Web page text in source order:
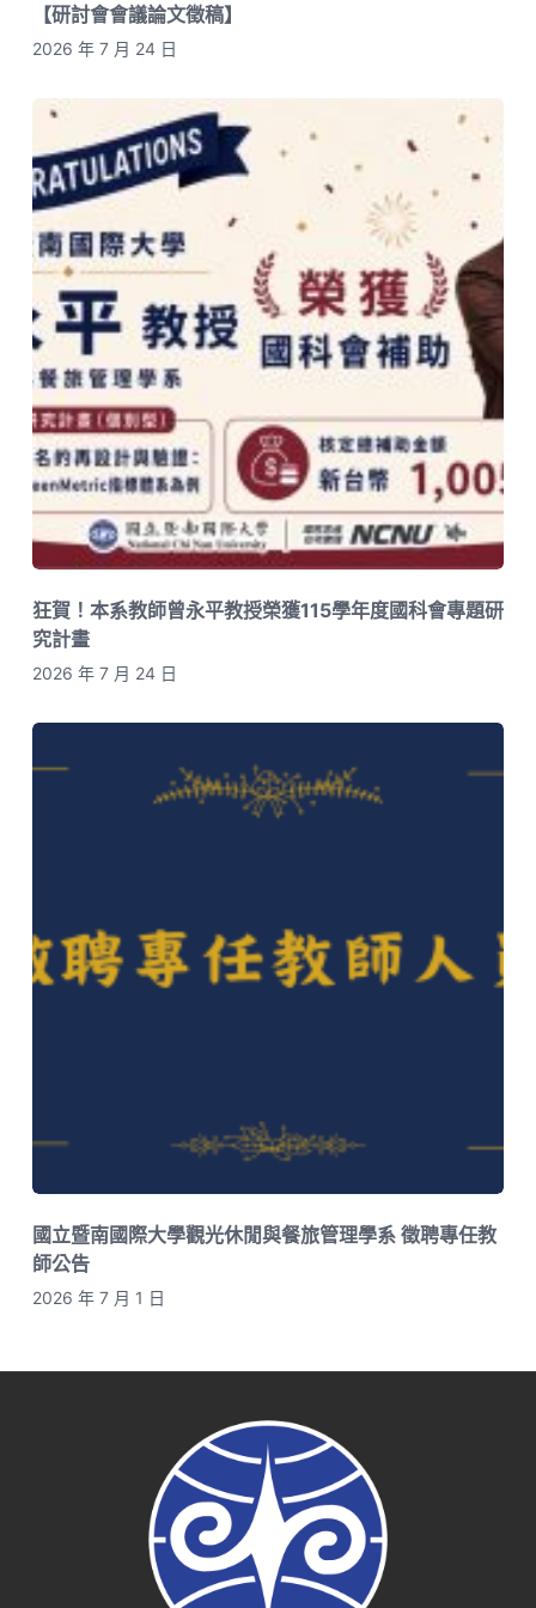
【研討會會議論文徵稿】
2026 年 7 月 24 日
狂賀！本系教師曾永平教授榮獲115學年度國科會專題研
究計畫
2026 年 7 月 24 日
國立暨南國際大學觀光休閒與餐旅管理學系 徵聘專任教
師公告
2026 年 7 月 1 日